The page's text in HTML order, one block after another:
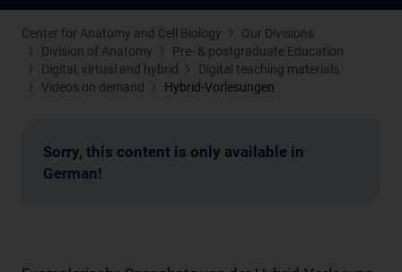
Center for Anatomy and Cell Biology
Our Divisions
Division of Anatomy
Pre- & postgraduate Education
Digital, virtual and hybrid
Digital teaching materials
Videos on demand
Hybrid-Vorlesungen
Sorry, this content is only available in
German!